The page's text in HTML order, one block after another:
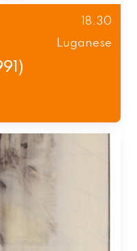
18.30
Luganese